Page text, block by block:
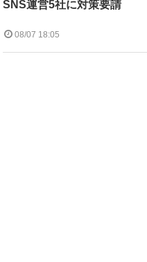
SNS運営5社に対策要請
08/07 18:05